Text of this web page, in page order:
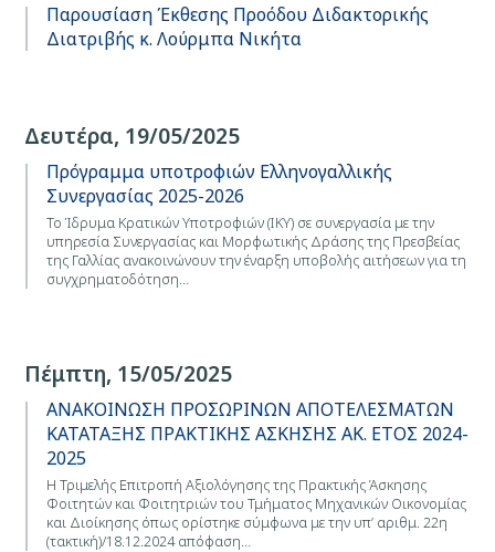
Παρουσίαση Έκθεσης Προόδου Διδακτορικής
Διατριβής κ. Λούρμπα Νικήτα
Δευτέρα, 19/05/2025
Πρόγραμμα υποτροφιών Ελληνογαλλικής
Συνεργασίας 2025-2026
Το Ίδρυμα Κρατικών Υποτροφιών (ΙΚΥ) σε συνεργασία με την
υπηρεσία Συνεργασίας και Μορφωτικής Δράσης της Πρεσβείας
της Γαλλίας ανακοινώνουν την έναρξη υποβολής αιτήσεων για τη
συγχρηματοδότηση…
Πέμπτη, 15/05/2025
ΑΝΑΚΟΙΝΩΣΗ ΠΡΟΣΩΡΙΝΩΝ ΑΠΟΤΕΛΕΣΜΑΤΩΝ
ΚΑΤΑΤΑΞΗΣ ΠΡΑΚΤΙΚΗΣ ΑΣΚΗΣΗΣ ΑΚ. ΕΤΟΣ 2024-
2025
Η Τριμελής Επιτροπή Αξιολόγησης της Πρακτικής Άσκησης
Φοιτητών και Φοιτητριών του Τμήματος Μηχανικών Οικονομίας
και Διοίκησης όπως ορίστηκε σύμφωνα με την υπ’ αριθμ. 22η
(τακτική)/18.12.2024 απόφαση…